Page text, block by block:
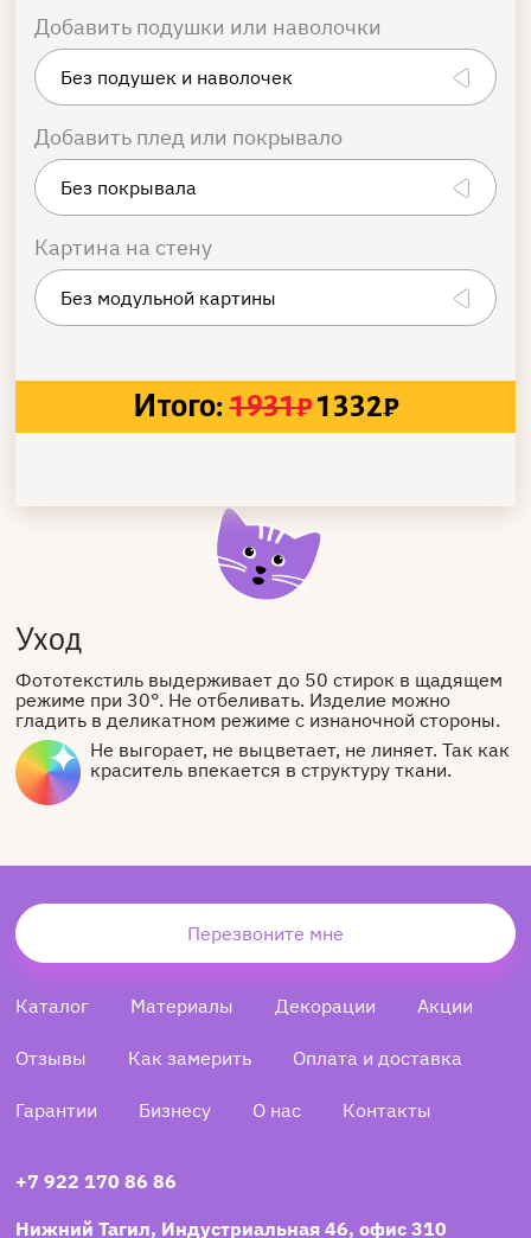
Добавить подушки или наволочки
Добавить плед или покрывало
Картина на стену
Итого: 1931₽1332₽
Уход
Фототекстиль выдерживает до 50 стирок в щадящем
режиме при 30°. Не отбеливать. Изделие можно
гладить в деликатном режиме с изнаночной стороны.
Не выгорает, не выцветает, не линяет. Так как
краситель впекается в структуру ткани.
Перезвоните мне
Каталог Материалы Декорации Акции
Отзывы Как замерить Оплата и доставка
Гарантии Бизнесу О нас Контакты
+7 922 170 86 86
Нижний Тагил, Индустриальная 46, офис 310